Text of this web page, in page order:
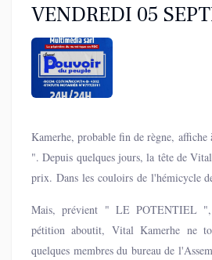
VENDREDI 05
2025
Kamerhe, probable fin de règne,
". Depuis quelques jours, la tête de
prix. Dans les couloirs de l'hémicycle
éjecter le leader UNC du perchoir.
Mais, prévient " LE POTENTIEL ",
pétition aboutit, Vital Kamerhe ne
quelques membres du bureau de